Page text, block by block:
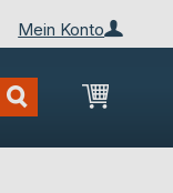
Mein Konto
Mein